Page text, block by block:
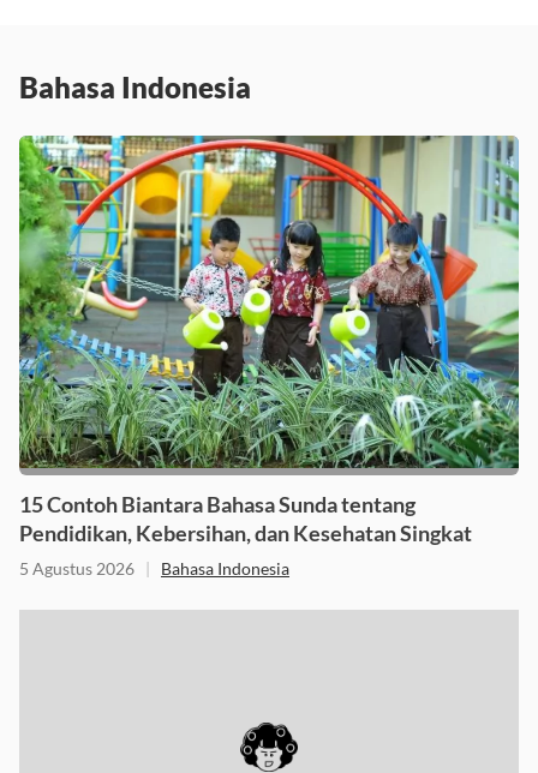
Bahasa Indonesia
15 Contoh Biantara Bahasa Sunda tentang
Pendidikan, Kebersihan, dan Kesehatan Singkat
5 Agustus 2026 | Bahasa Indonesia